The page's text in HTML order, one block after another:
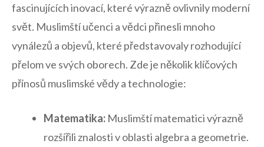
fascinujících inovací, které výrazně ovlivnily‌ moderní
svět. Muslimští učenci a​ vědci přinesli⁢ mnoho
vynálezů a objevů,​ které⁢ představovaly rozhodující
přelom ve svých ⁣oborech. Zde ⁣je⁣ několik klíčových
přínosů muslimské vědy⁣ a technologie:
Matematika: Muslimští matematici výrazně
⁣rozšířili znalosti ‌v oblasti algebra a geometrie.